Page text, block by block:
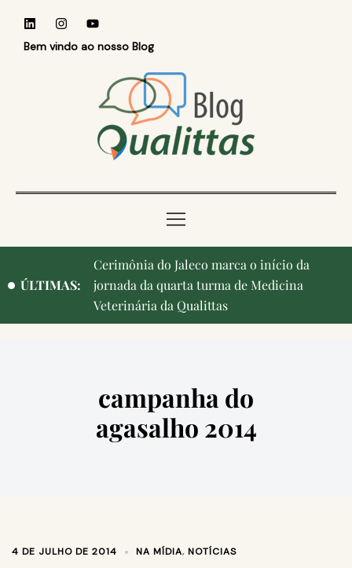
Bem vindo ao nosso Blog
ÚLTIMAS:
Cerimônia do Jaleco marca o início da
jornada da quarta turma de Medicina
Veterinária da Qualittas
campanha do
agasalho 2014
4 DE JULHO DE 2014 NA MÍDIA, NOTÍCIAS